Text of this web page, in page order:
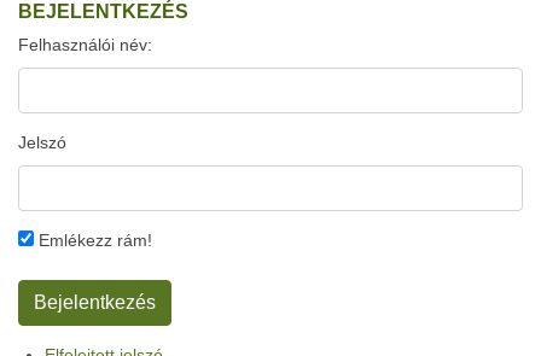
BEJELENTKEZÉS
Felhasználói név:
Jelszó
Emlékezz rám!